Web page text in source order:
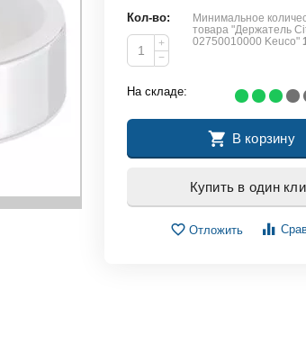
Кол-во:
+
−
Минимальное
товара "Держатель
02750010000 Keuco"
На складе:
В корзину
Купить в один
Отложить